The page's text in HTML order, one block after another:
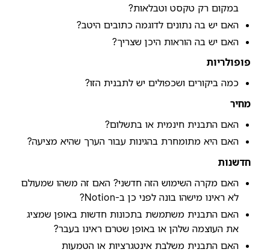
במקום רק טקסט וטבלאות?
האם יש בה נתונים לדוגמה כתובים היטב?
האם יש בה הוראות היכן שצריך?
פופולריות
כמה ביקורים ושכפולים יש לתבנית הזו?
מחיר
האם התבנית חינמית או בתשלום?
האם היא מתומחרת בהגינות עבור הערך שהיא מציעה?
חדשנות
האם מקרה השימוש הזה חדשני? האם זה משהו שמעולם
לא ראינו מישהו בונה לפני כן ב-Notion?
האם התבנית משתמשת בתכונות חדשות באופן שמציג
את העוצמה שלהן או באופן שטרם ראינו בעבר?
האם התבנית משלבת אינטגרציות או הטמעות